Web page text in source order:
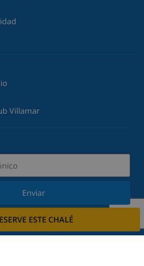
ESTE CHALÉ
Villamar
Enviar
boletín y manténgase
su privacidad.